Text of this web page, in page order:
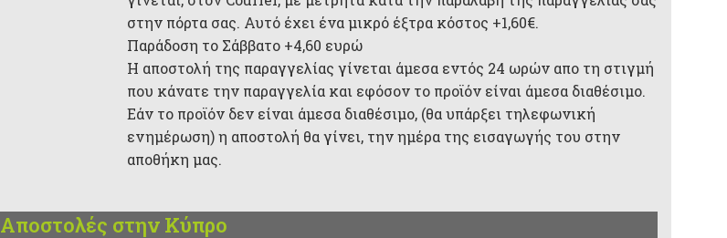
στην πόρτα σας. Αυτό έχει ένα μικρό έξτρα κόστος +1,60€.
Παράδοση το Σάββατο +4,60 ευρώ
Η αποστολή της παραγγελίας γίνεται άμεσα εντός 24 ωρών απο τη στιγμή
που κάνατε την παραγγελία και εφόσον το προϊόν είναι άμεσα διαθέσιμο.
Εάν το προϊόν δεν είναι άμεσα διαθέσιμο, (θα υπάρξει τηλεφωνική
ενημέρωση) η αποστολή θα γίνει, την ημέρα της εισαγωγής του στην
αποθήκη μας.
Αποστολές στην Κύπρο